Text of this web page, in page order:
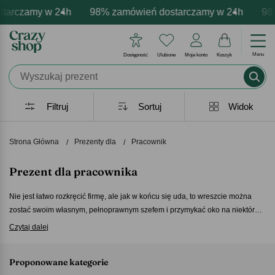
w 24h 98% zamówień dostarczamy w 24h 98%
produktów Profesjonalna i darmowa
- zawsze udane prezenty Prezentujemy
Dostępność Ulubione Moje konto Koszyk Menu
Strona Główna Prezenty dla Pracownik
Prezent dla pracownika
Nie jest łatwo rozkręcić firmę, ale jak w końcu się uda, to wreszcie można
zostać swoim własnym, pełnoprawnym szefem i przymykać oko na niektóre
wady. Nasze
najbardziej wymagającego prezesa!
Czytaj dalej
Proponowane kategorie
Filtruj Widok
Sortuj